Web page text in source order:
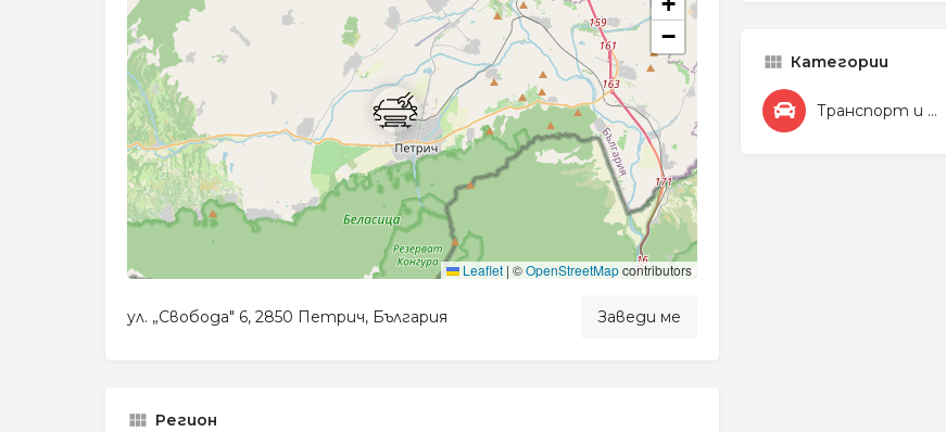
−
Leaflet | ©OpenStreetMapcontributors
ул. „Свобода" 6, 2850 Петрич, България Заведи ме
Регион
Категории
Транспорт и Автомобили